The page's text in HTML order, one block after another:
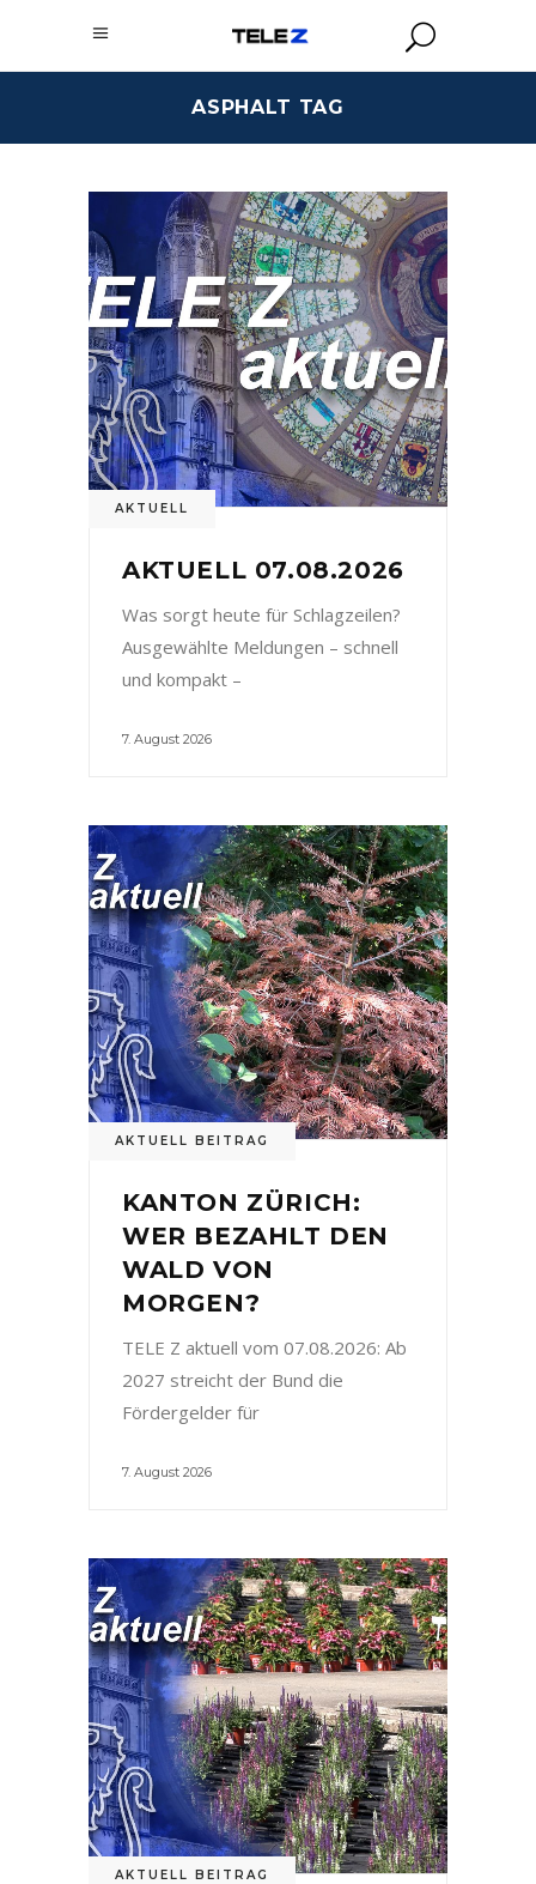
ASPHALT TAG
AKTUELL
AKTUELL 07.08.2026
Was sorgt heute für Schlagzeilen?
Ausgewählte Meldungen – schnell
und kompakt –
7. August 2026
AKTUELL BEITRAG
KANTON ZÜRICH:
WER BEZAHLT DEN
WALD VON
MORGEN?
TELE Z aktuell vom 07.08.2026: Ab
2027 streicht der Bund die
Fördergelder für
7. August 2026
AKTUELL BEITRAG